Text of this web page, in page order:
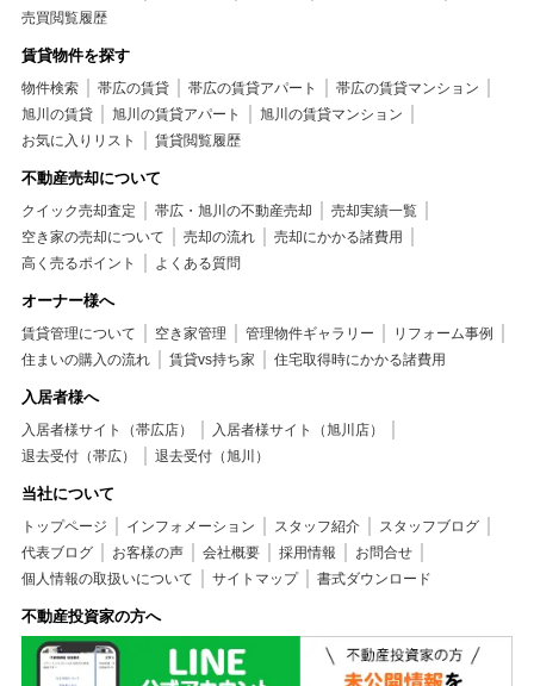
売買閲覧履歴
賃貸物件を探す
物件検索 帯広の賃貸 帯広の賃貸アパート
帯広の賃貸マンション
旭川の賃貸
旭川の賃貸アパート
旭川の賃貸マンション
お気に入りリスト
賃貸閲覧履歴
不動産売却について
クイック売却査定 帯広・旭川の不動産売却
売却実績一覧
空き家の売却について
売却の流れ
売却にかかる諸費用
高く売るポイント
よくある質問
オーナー様へ
賃貸管理について 空き家管理 管理物件ギャラリー
リフォーム事例
住まいの購入の流れ
賃貸vs持ち家 住宅取得時にかかる諸費用
入居者様へ
入居者様サイト（帯広店）
入居者様サイト（旭川店）
退去受付（帯広）
退去受付（旭川）
当社について
トップページ インフォメーション スタッフ紹介
スタッフブログ
代表ブログ
お客様の声 会社概要 採用情報
お問合せ
個人情報の取扱いについて
サイトマップ 書式ダウンロード
不動産投資家の方へ